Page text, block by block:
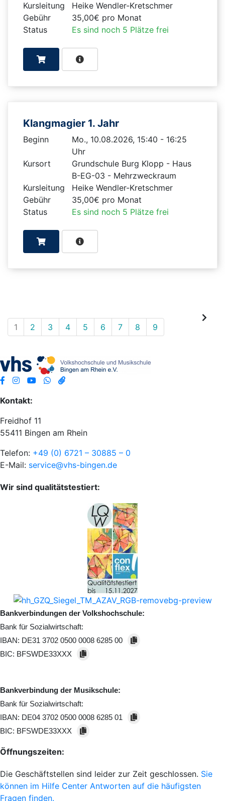
Kursleitung
Heike Wendler-Kretschmer
Gebühr
35,00€ pro Monat
Status
Es sind noch 5 Plätze frei
Klangmagier 1. Jahr
Beginn
Mo., 10.08.2026, 15:40 - 16:25
Uhr
Kursort
Grundschule Burg Klopp - Haus
B-EG-03 - Mehrzweckraum
Kursleitung
Heike Wendler-Kretschmer
Gebühr
35,00€ pro Monat
Status
Es sind noch 5 Plätze frei
1 2 3 4 5 6 7 8 9
Kontakt:
Freidhof 11
55411 Bingen am Rhein
Telefon: +49 (0) 6721 – 30885 – 0
E-Mail: service@vhs-bingen.de
Wir sind qualitätstestiert:
Bankverbindungen der Volkshochschule:
Bank für Sozialwirtschaft:
IBAN: DE31 3702 0500 0008 6285 00
BIC: BFSWDE33XXX
Bankverbindung der Musikschule:
Bank für Sozialwirtschaft:
IBAN: DE04 3702 0500 0008 6285 01
BIC: BFSWDE33XXX
Öffnungszeiten:
Die Geschäftstellen sind leider zur Zeit geschlossen. Sie
können im Hilfe Center Antworten auf die häufigsten
Fragen finden.